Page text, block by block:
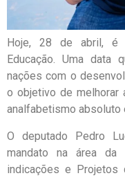
Hoje, 28 de abril, é
Educação. Uma data
nações com o
o objetivo de melhorar
analfabetismo absoluto
O deputado Pedro
mandato na área da
indicações e Projetos